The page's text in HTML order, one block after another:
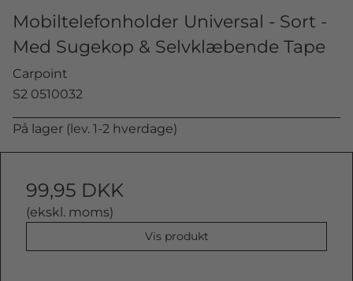
Mobiltelefonholder Universal - Sort -
Med Sugekop & Selvklæbende Tape
Carpoint
S2 0510032
På lager (lev. 1-2 hverdage)
99,95 DKK
(ekskl. moms)
Vis produkt